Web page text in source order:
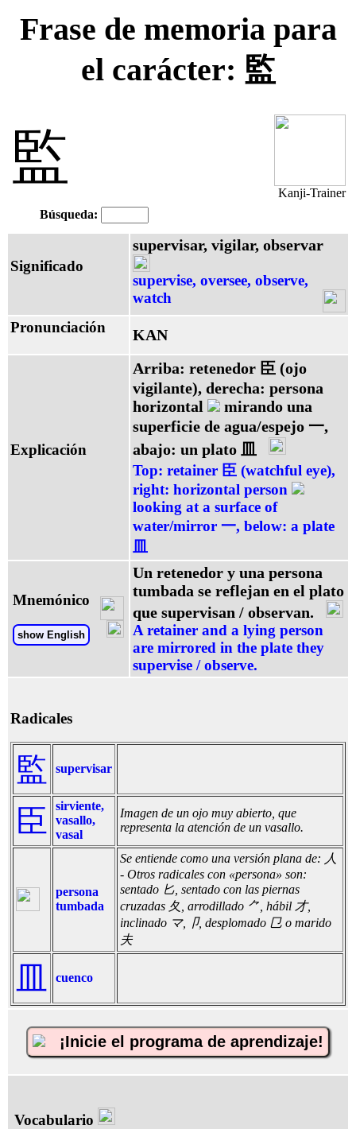
Frase de memoria para
el carácter: 監
監
Kanji-Trainer
Búsqueda:
Significado
supervisar, vigilar, observar
supervise, oversee, observe,
watch
Pronunciación
KAN
Explicación
Arriba: retenedor 臣 (ojo
vigilante), derecha: persona
horizontal
mirando una
superficie de agua/espejo 一,
abajo: un plato 皿
Top: retainer 臣 (watchful eye),
right: horizontal person
looking at a surface of
water/mirror 一, below: a plate
皿
Mnemónico
show English
Un retenedor y una persona
tumbada se reflejan en el plato
que supervisan / observan.
A retainer and a lying person
are mirrored in the plate they
supervise / observe.
Radicales
監 supervisar
臣
sirviente,
vasallo,
vasal
Imagen de un ojo muy abierto, que
representa la atención de un vasallo.
persona
tumbada
Se entiende como una versión plana de: 人
- Otros radicales con «persona» son:
sentado 匕, sentado con las piernas
cruzadas 夂, arrodillado ⺈, hábil 才,
inclinado マ,卩, desplomado 㔾 o marido
夫
皿 cuenco
¡Inicie el programa de aprendizaje!
Vocabulario